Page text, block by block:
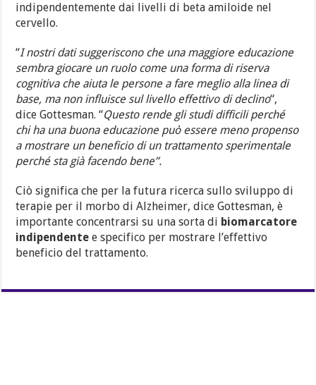
indipendentemente dai livelli di beta amiloide nel
cervello.
“I nostri dati suggeriscono che una maggiore educazione
sembra giocare un ruolo come una forma di riserva
cognitiva che aiuta le persone a fare meglio alla linea di
base, ma non influisce sul livello effettivo di declino“,
dice Gottesman. “Questo rende gli studi difficili perché
chi ha una buona educazione può essere meno propenso
a mostrare un beneficio di un trattamento sperimentale
perché sta già facendo bene”.
Ciò significa che per la futura ricerca sullo sviluppo di
terapie per il morbo di Alzheimer, dice Gottesman, è
importante concentrarsi su una sorta di biomarcatore
indipendente e specifico per mostrare l’effettivo
beneficio del trattamento.